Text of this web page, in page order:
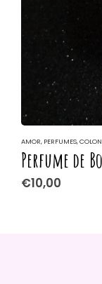
AMOR, PERFUMES,
Perfume de
€10,00